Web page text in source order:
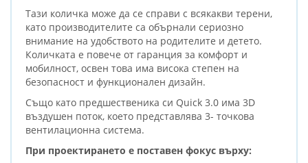
Тази количка може да се справи с всякакви терени,
като производителите са обърнали сериозно
внимание на удобството на родителите и детето.
Количката е повече от гаранция за комфорт и
мобилност, освен това има висока степен на
безопасност и функционален дизайн.
Също като предшественика си Quick 3.0 има 3D
въздушен поток, което представлява 3- точкова
вентилационна система.
При проектирането е поставен фокус върху: